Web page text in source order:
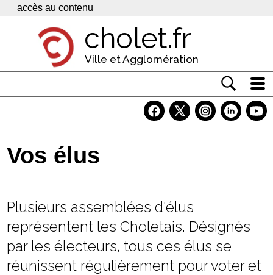
Panneau de gestion des cookies
accès au contenu
cholet.fr
Ville et Agglomération
Economie
Contacts
Vos élus
Plusieurs assemblées d'élus
représentent les Choletais. Désignés
par les électeurs, tous ces élus se
réunissent régulièrement pour voter et